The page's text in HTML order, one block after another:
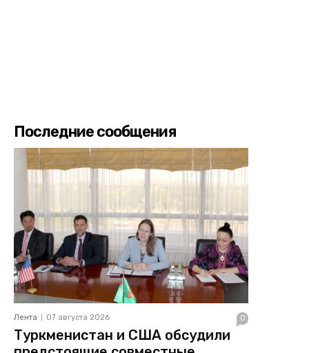
Последние сообщения
Лента 07 августа 2026 0
Туркменистан и США обсудили